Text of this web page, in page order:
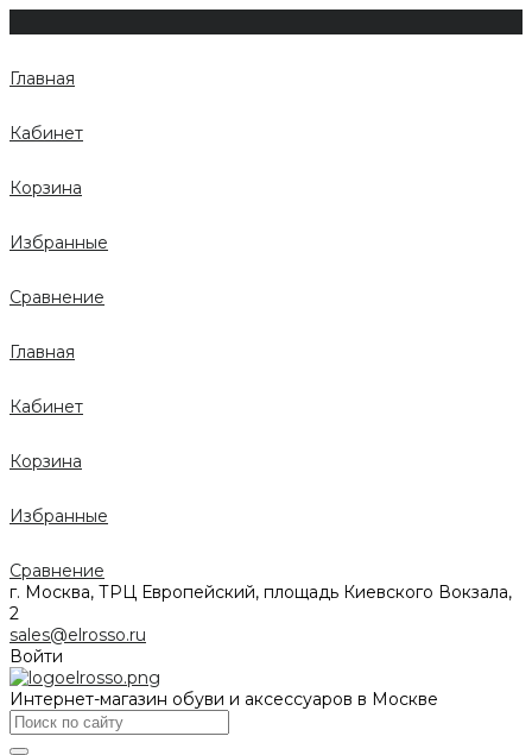
Главная
Кабинет
Корзина
Избранные
Сравнение
Главная
Кабинет
Корзина
Избранные
Сравнение
г. Москва, ТРЦ Европейский, площадь Киевского Вокзала,
2
sales@elrosso.ru
Войти
Интернет-магазин обуви и аксессуаров в Москве